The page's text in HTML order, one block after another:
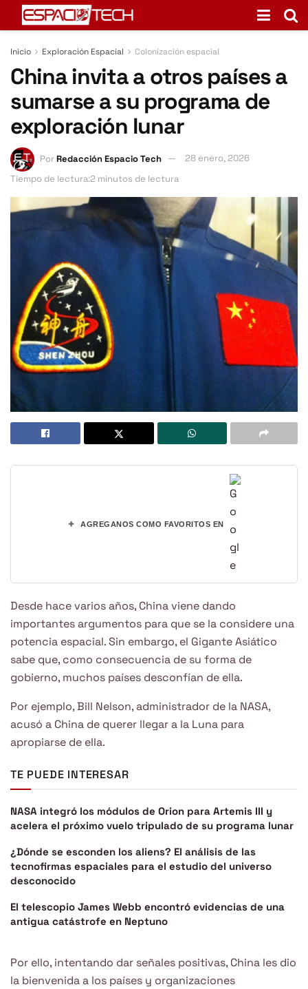
Inicio Exploración Espacial Colonización espacial
China invita a otros países a
sumarse a su programa de
exploración lunar
PorRedacción Espacio Tech
28 enero, 2026
Tiempo de lectura:2 minutos de lectura
+ AGREGANOS COMO FAVORITOS EN
Desde hace varios años, China viene dando
importantes argumentos para que se la considere una
potencia espacial. Sin embargo, el Gigante Asiático
sabe que, como consecuencia de su forma de
gobierno, muchos países desconfían de ella.
Por ejemplo, Bill Nelson, administrador de la NASA,
acusó a China de querer llegar a la Luna para
apropiarse de ella.
TE PUEDE INTERESAR
NASA integró los módulos de Orion para Artemis III y
acelera el próximo vuelo tripulado de su programa lunar
¿Dónde se esconden los aliens? El análisis de las
tecnofirmas espaciales para el estudio del universo
desconocido
El telescopio James Webb encontró evidencias de una
antigua catástrofe en Neptuno
Por ello, intentando dar señales positivas, China les dio
la bienvenida a los países y organizaciones